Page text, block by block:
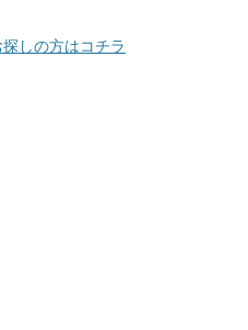
しの方はコチラ